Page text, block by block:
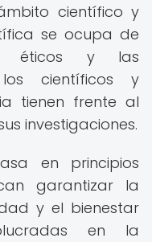
científico y
se ocupa de
éticos y las
los científicos y
tienen frente al
investigaciones.
en principios
garantizar la
y el bienestar
en la